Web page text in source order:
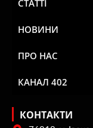
СТАТТІ
НОВИНИ
ПРО НАС
КАНАЛ 402
КОНТАКТИ